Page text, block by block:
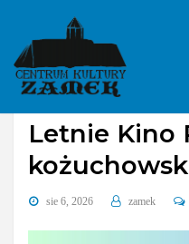
content
Bez kategorii
Letnie Kino
sie 6, 2026 zamek